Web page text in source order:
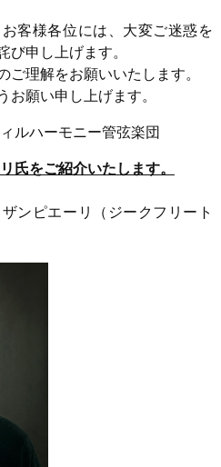
客様各位には、大変ご迷惑を
び申し上げます。
ご理解をお願いいたします。
お願い申し上げます。
ルハーモニー管弦楽団
氏をご紹介いたします。
ンピエーリ（ジークフリート